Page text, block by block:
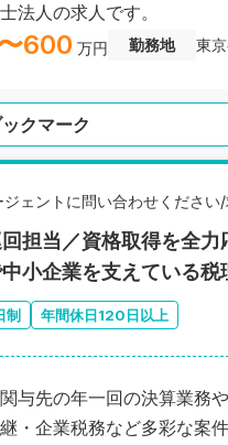
法人の求人です。
600 万円 勤務地 東
クマーク
ェントに問い合わせください/
回担当／資格取得を全
小企業を支えている税
制 年間休日120日以上
与先の年一回の決算業務
・企業税務など多彩な案